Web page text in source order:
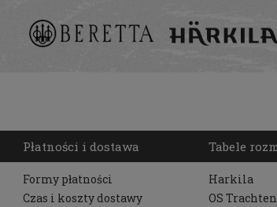
Płatności i dostawa
Formy płatności
Czas i koszty dostawy
Tabele
Harkila
OS Trachten